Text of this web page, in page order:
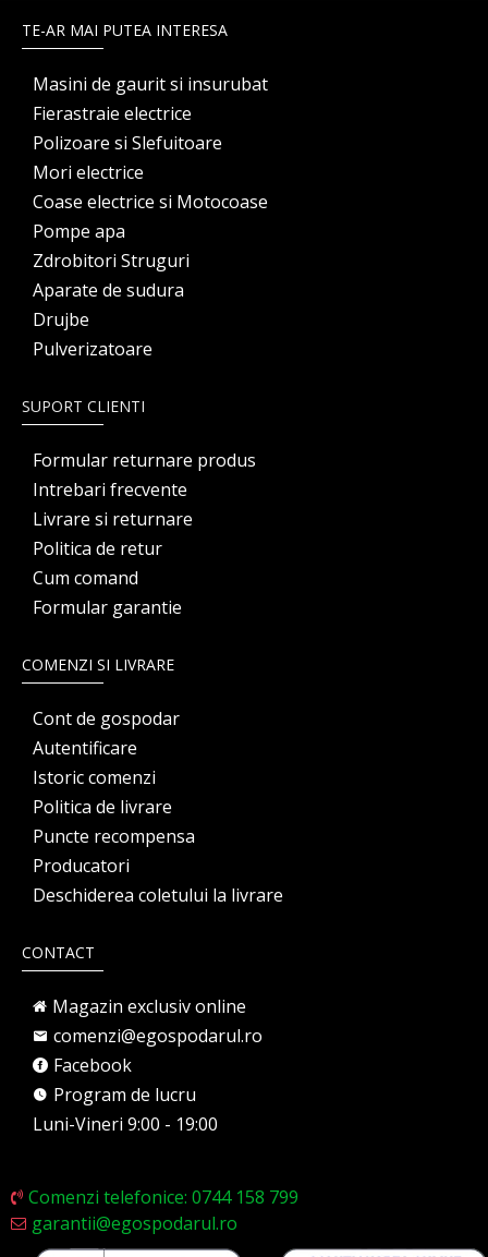
TE-AR MAI PUTEA INTERESA
Masini de gaurit si insurubat
Fierastraie electrice
Polizoare si Slefuitoare
Mori electrice
Coase electrice si Motocoase
Pompe apa
Zdrobitori Struguri
Aparate de sudura
Drujbe
Pulverizatoare
SUPORT CLIENTI
Formular returnare produs
Intrebari frecvente
Livrare si returnare
Politica de retur
Cum comand
Formular garantie
COMENZI SI LIVRARE
Cont de gospodar
Autentificare
Istoric comenzi
Politica de livrare
Puncte recompensa
Producatori
Deschiderea coletului la livrare
CONTACT
Magazin exclusiv online
comenzi@egospodarul.ro
Facebook
Program de lucru
Luni-Vineri 9:00 - 19:00
Comenzi telefonice: 0744 158 799
garantii@egospodarul.ro